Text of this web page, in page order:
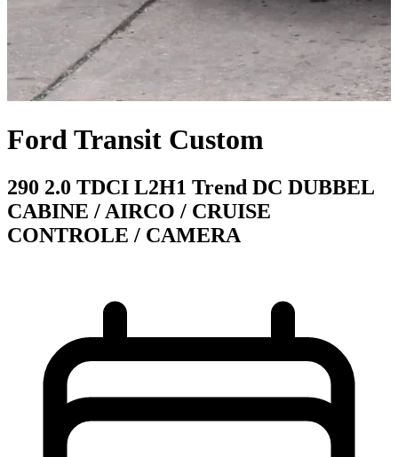
Ford Transit Custom
290 2.0 TDCI L2H1 Trend DC DUBBEL
CABINE / AIRCO / CRUISE
CONTROLE / CAMERA